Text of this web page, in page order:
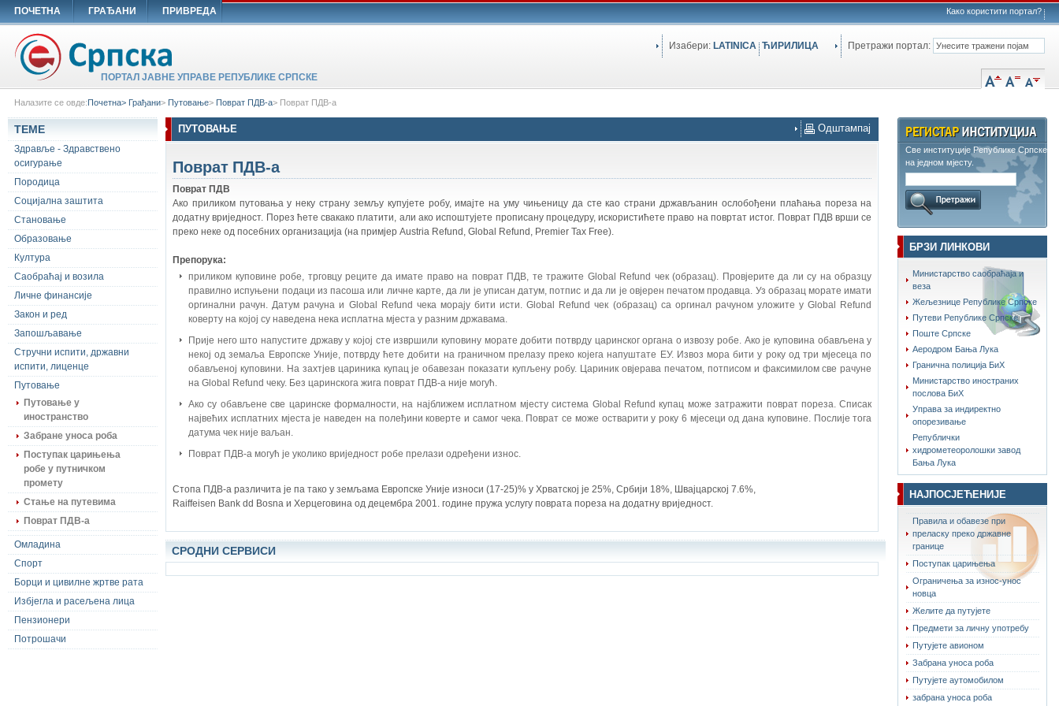
ПОЧЕТНА ГРАЂАНИ ПРИВРЕДА Како користити портал?
ПОРТАЛ ЈАВНЕ УПРАВЕ РЕПУБЛИКЕ СРПСКЕ
Изабери: LATINICA ЋИРИЛИЦА Претражи портал:
Налазите се овде:Почетна> Грађани> Путовање> Поврат ПДВ-а> Поврат ПДВ-а
ПУТОВАЊЕ Одштампај
Поврат ПДВ-а
Поврат ПДВ
Ако приликом путовања у неку страну земљу купујете робу, имајте на уму чињеницу да сте као страни држављанин ослобођени плаћања пореза на
додатну вриједност. Порез ћете свакако платити, али ако испоштујете прописану процедуру, искористићете право на повртат истог. Поврат ПДВ врши се
преко неке од посебних организација (на примјер Austria Refund, Global Refund, Premier Tax Free).
Препорука:
приликом куповине робе, трговцу реците да имате право на поврат ПДВ, те тражите Global Refund чек (образац). Провјерите да ли су на образцу
правилно испуњени подаци из пасоша или личне карте, да ли је уписан датум, потпис и да ли је овјерен печатом продавца. Уз образац морате имати
оргинални рачун. Датум рачуна и Global Refund чека морају бити исти. Global Refund чек (образац) са оргинал рачуном уложите у Global Refund
коверту на којој су наведена нека исплатна мјеста у разним државама.
Прије него што напустите државу у којој сте извршили куповину морате добити потврду царинског органа о извозу робе. Ако је куповина обављена у
некој од земаља Европске Уније, потврду ћете добити на граничном прелазу преко којега напуштате ЕУ. Извоз мора бити у року од три мјесеца по
обављеној куповини. На захтјев цариника купац је обавезан показати купљену робу. Цариник овјерава печатом, потписом и факсимилом све рачуне
на Global Refund чеку. Без царинскога жига поврат ПДВ-а није могућ.
Ако су обављене све царинске формалности, на најближем исплатном мјесту система Global Refund купац може затражити поврат пореза. Списак
највећих исплатних мјеста је наведен на полеђини коверте и самог чека. Поврат се може остварити у року 6 мјесеци од дана куповине. Послије тога
датума чек није ваљан.
Поврат ПДВ-а могућ је уколико вриједност робе прелази одређени износ.
Стопа ПДВ-а различита је па тако у земљама Европске Уније износи (17-25)% у Хрватској је 25%, Србији 18%, Швајцарској 7.6%,
Raiffeisen Bank dd Bosna и Херцеговина од децембра 2001. године пружа услугу поврата пореза на додатну вриједност.
СРОДНИ СЕРВИСИ
ТЕМЕ
Здравље - Здравствено
осигурање
Породица
Социјална заштита
Становање
Образовање
Култура
Саобраћај и возила
Личне финансије
Закон и ред
Запошљавање
Стручни испити, државни
испити, лиценце
Путовање
Путовање у
иностранство
Забране уноса роба
Поступак царињења
робе у путничком
промету
Стање на путевима
Поврат ПДВ-а
Омладина
Спорт
Борци и цивилне жртве рата
Избјегла и расељена лица
Пензионери
Потрошачи
Све институције Републике Српске
на једном мјесту.
БРЗИ ЛИНКОВИ
Министарство саобраћаја и
веза
Жељезнице Републике Српске
Путеви Републике Српске
Поште Српске
Аеродром Бања Лука
Гранична полиција БиХ
Министарство иностраних
послова БиХ
Управа за индиректно
опорезивање
Републички
хидрометеоролошки завод
Бања Лука
НАЈПОСЈЕЋЕНИЈЕ
Правила и обавезе при
преласку преко државне
границе
Поступак царињења
Ограничења за износ-унос
новца
Желите да путујете
Предмети за личну употребу
Путујете авионом
Забрана уноса роба
Путујете аутомобилом
забрана уноса роба